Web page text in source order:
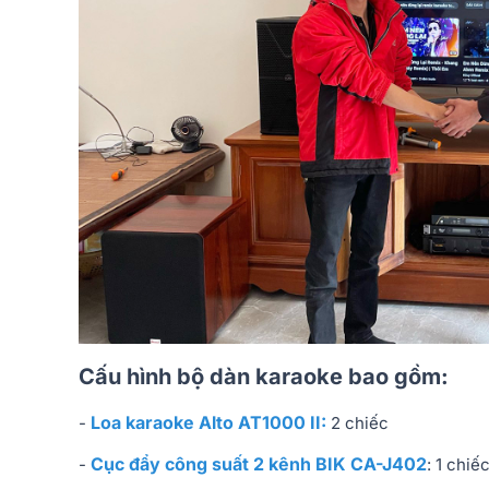
Cấu hình bộ dàn karaoke bao gồm:
- Loa karaoke Alto AT1000 II: 2 chiếc
- Cục đẩy công suất 2 kênh BIK CA-J402: 1